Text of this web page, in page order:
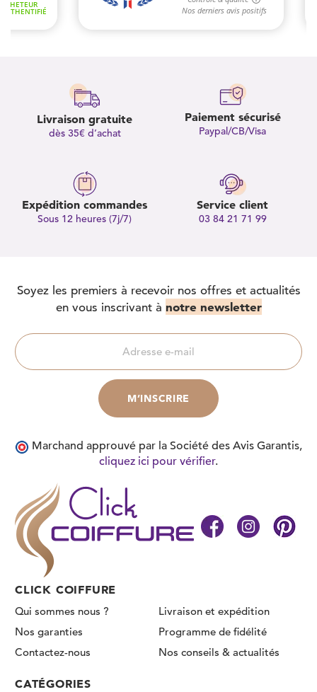
Livraison gratuite
dès 35€ d’achat
Paiement sécurisé
Paypal/CB/Visa
Expédition commandes
Sous 12 heures (7j/7)
Service client
03 84 21 71 99
CLICK COIFFURE
Qui sommes nous ?
Livraison et expédition
Nos garanties
Programme de fidélité
Contactez-nous
Nos conseils & actualités
CATÉGORIES
Soyez les premiers à recevoir nos offres et actualités
en vous inscrivant à notre newsletter
Marchand approuvé par la Société des Avis Garantis,
cliquez ici pour vérifier.